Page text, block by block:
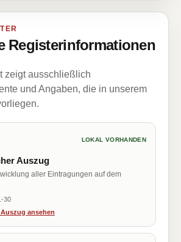
Registerinformationen
zeigt ausschließlich
und Angaben, die in unserem
LOKAL VORHANDEN
Auszug
aller Eintragungen auf dem
30
ansehen